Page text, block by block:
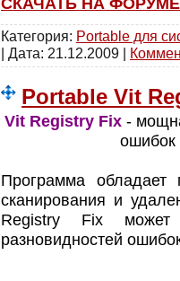
Категория: Portable для
| Дата: 21.12.2009 |
Portable Vit
Vit Registry Fix -
ошибок
Программа обладает
сканирования и
Registry Fix может
разновидностей